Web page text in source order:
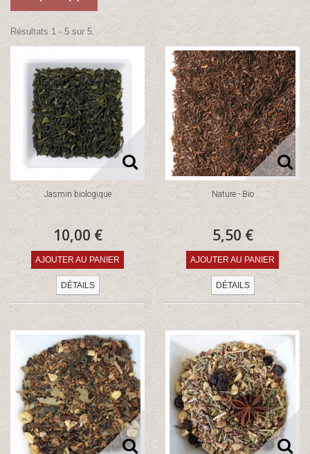
Résultats 1 - 5 sur 5.
Jasmin biologique
10,00 €
AJOUTER AU PANIER
DÉTAILS
Nature - Bio
5,50 €
AJOUTER AU PANIER
DÉTAILS